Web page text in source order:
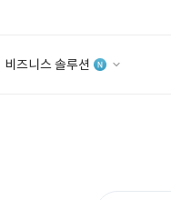
비즈니스 솔루션